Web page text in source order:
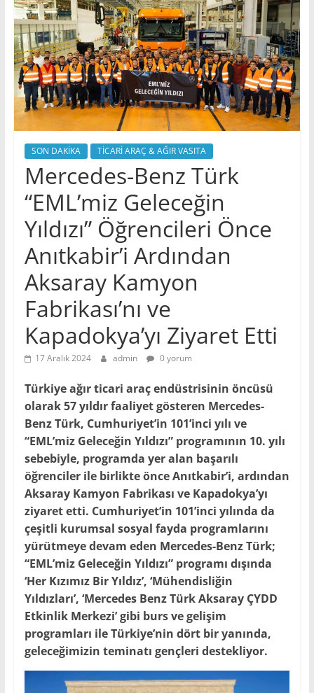
SON DAKİKA TİCARİ ARAÇ & AĞIR VASITA
Mercedes-Benz Türk
“EML’miz Geleceğin
Yıldızı” Öğrencileri Önce
Anıtkabir’i Ardından
Aksaray Kamyon
Fabrikası’nı ve
Kapadokya’yı Ziyaret Etti
17 Aralık 2024 admin 0 yorum
Türkiye ağır ticari araç endüstrisinin öncüsü
olarak 57 yıldır faaliyet gösteren Mercedes-
Benz Türk, Cumhuriyet’in 101’inci yılı ve
“EML’miz Geleceğin Yıldızı” programının 10. yılı
sebebiyle, programda yer alan başarılı
öğrenciler ile birlikte önce Anıtkabir’i, ardından
Aksaray Kamyon Fabrikası ve Kapadokya’yı
ziyaret etti. Cumhuriyet’in 101’inci yılında da
çeşitli kurumsal sosyal fayda programlarını
yürütmeye devam eden Mercedes-Benz Türk;
“EML’miz Geleceğin Yıldızı” programı dışında
‘Her Kızımız Bir Yıldız’, ‘Mühendisliğin
Yıldızları’, ‘Mercedes Benz Türk Aksaray ÇYDD
Etkinlik Merkezi’ gibi burs ve gelişim
programları ile Türkiye’nin dört bir yanında,
geleceğimizin teminatı gençleri destekliyor.